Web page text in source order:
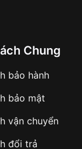
hàng hoặc
Chung
bảo hành
bảo mật
vận chuyển
đổi trả